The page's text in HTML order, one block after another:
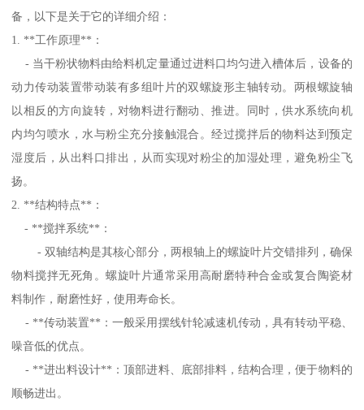
备，以下是关于它的详细介绍：
1. **工作原理**：
- 当干粉状物料由给料机定量通过进料口均匀进入槽体后，设备的
动力传动装置带动装有多组叶片的双螺旋形主轴转动。两根螺旋轴
以相反的方向旋转，对物料进行翻动、推进。同时，供水系统向机
内均匀喷水，水与粉尘充分接触混合。经过搅拌后的物料达到预定
湿度后，从出料口排出，从而实现对粉尘的加湿处理，避免粉尘飞
扬。
2. **结构特点**：
- **搅拌系统**：
- 双轴结构是其核心部分，两根轴上的螺旋叶片交错排列，确保
物料搅拌无死角。螺旋叶片通常采用高耐磨特种合金或复合陶瓷材
料制作，耐磨性好，使用寿命长。
- **传动装置**：一般采用摆线针轮减速机传动，具有转动平稳、
噪音低的优点。
- **进出料设计**：顶部进料、底部排料，结构合理，便于物料的
顺畅进出。